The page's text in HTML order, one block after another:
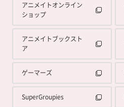
アニメイトオンライン
ショップ
アニメイトブックスト
ア
ゲーマーズ
SuperGroupies